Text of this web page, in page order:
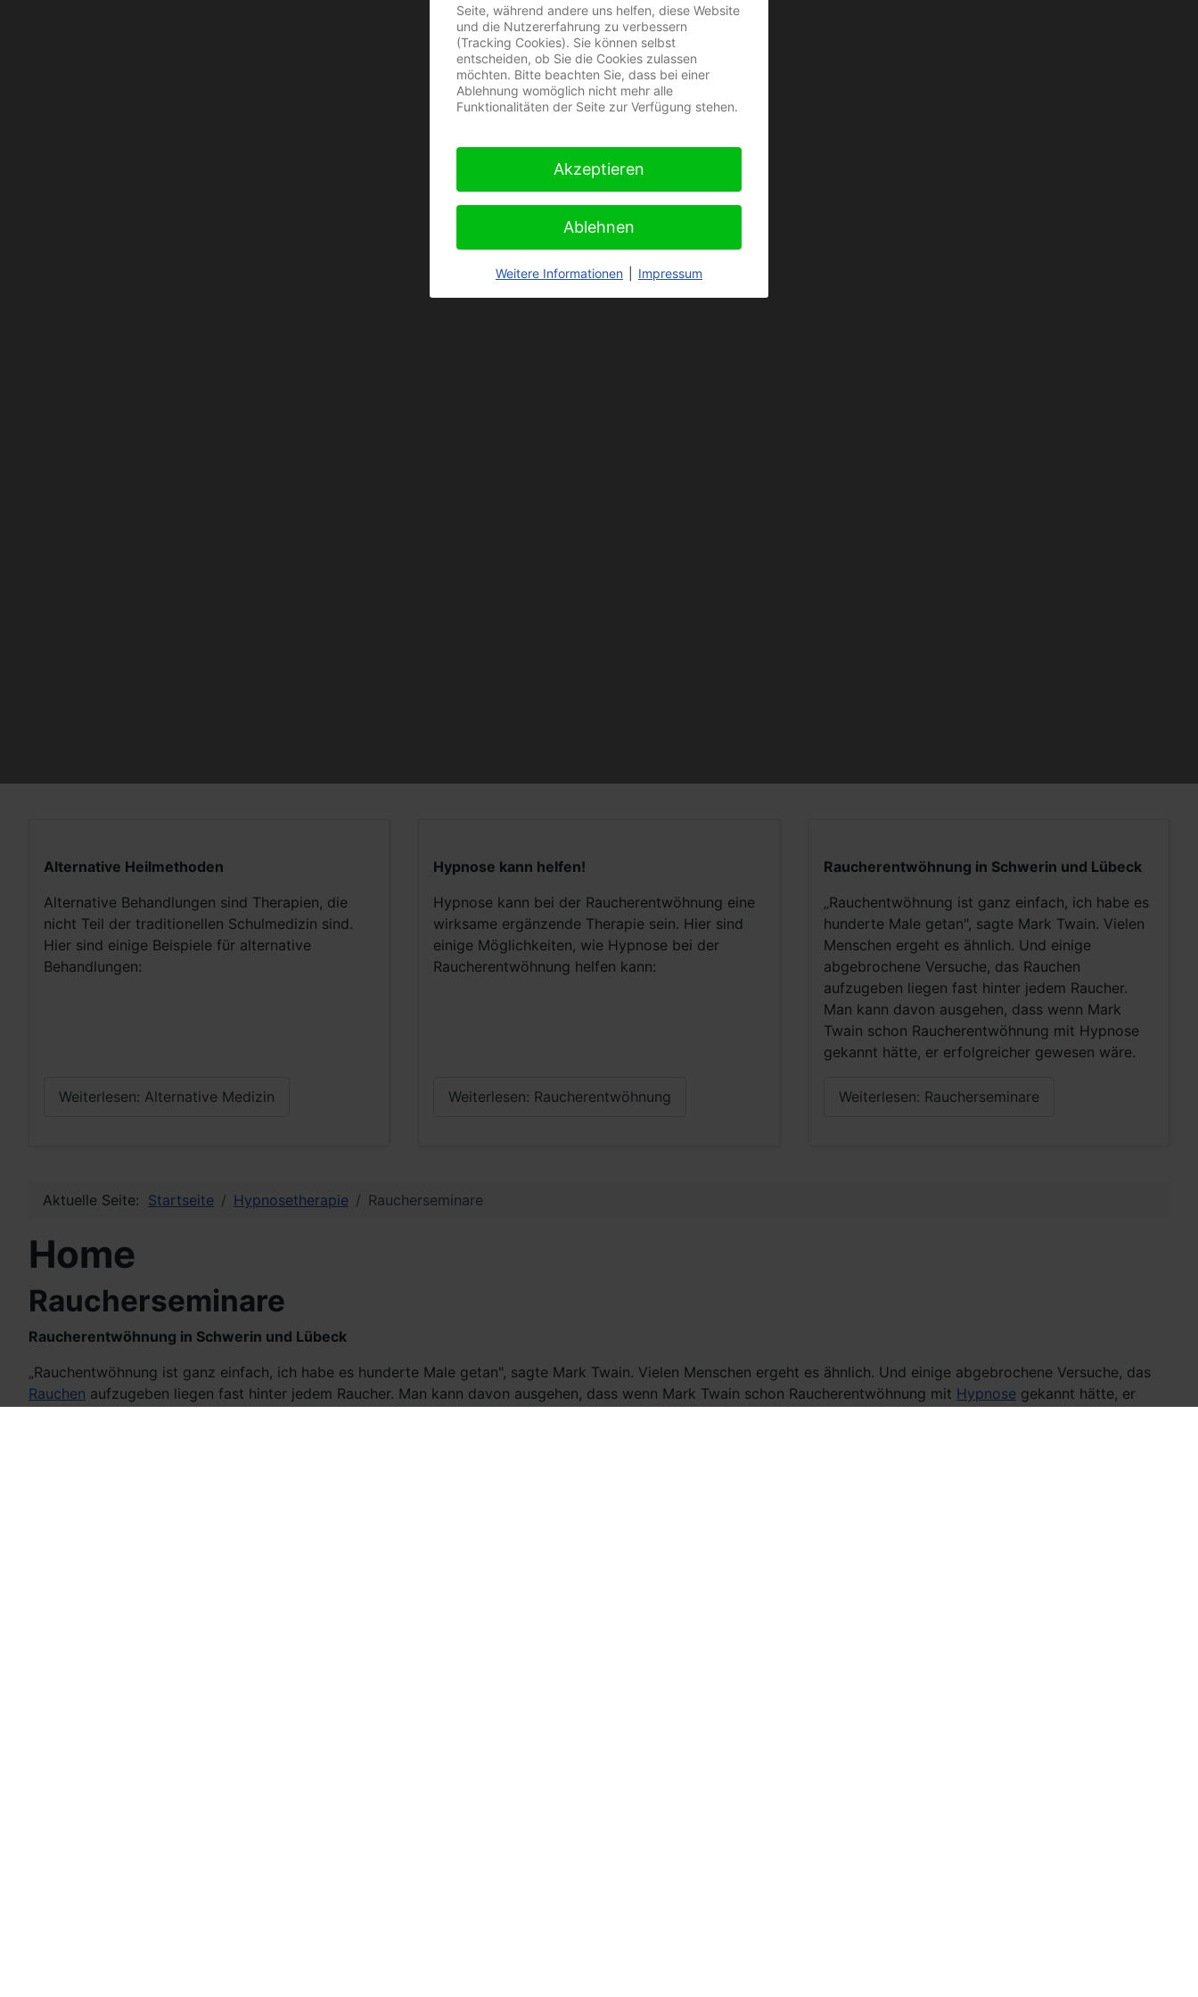
Hypnose kann helfen!
Heute nochHorst Tabler holen!
Tophypnose »
Alternative Heilmethoden
Alternative Behandlungen sind Therapien, die
nicht Teil der traditionellen Schulmedizin sind.
Hier sind einige Beispiele für alternative
Behandlungen:
Weiterlesen: Alternative Medizin
Hypnose kann helfen!
Hypnose kann bei der Raucherentwöhnung eine
wirksame ergänzende Therapie sein. Hier sind
einige Möglichkeiten, wie Hypnose bei der
Raucherentwöhnung helfen kann:
Weiterlesen: Raucherentwöhnung
Raucherentwöhnung in Schwerin und Lübeck
„Rauchentwöhnung ist ganz einfach, ich habe es
hunderte Male getan", sagte Mark Twain. Vielen
Menschen ergeht es ähnlich. Und einige
abgebrochene Versuche, das Rauchen
aufzugeben liegen fast hinter jedem Raucher.
Man kann davon ausgehen, dass wenn Mark
Twain schon Raucherentwöhnung mit Hypnose
gekannt hätte, er erfolgreicher gewesen wäre.
Weiterlesen: Raucherseminare
Aktuelle Seite: Startseite Hypnosetherapie Raucherseminare
Home
Raucherseminare
Raucherentwöhnung in Schwerin und Lübeck
„Rauchentwöhnung ist ganz einfach, ich habe es hunderte Male getan", sagte Mark Twain. Vielen Menschen ergeht es ähnlich. Und einige abgebrochene Versuche, das
Rauchen aufzugeben liegen fast hinter jedem Raucher. Man kann davon ausgehen, dass wenn Mark Twain schon Raucherentwöhnung mit Hypnose gekannt hätte, er
Seite, während andere uns helfen, diese Website
und die Nutzererfahrung zu verbessern
(Tracking Cookies). Sie können selbst
entscheiden, ob Sie die Cookies zulassen
möchten. Bitte beachten Sie, dass bei einer
Ablehnung womöglich nicht mehr alle
Funktionalitäten der Seite zur Verfügung stehen.
Akzeptieren
Ablehnen
Weitere Informationen Impressum